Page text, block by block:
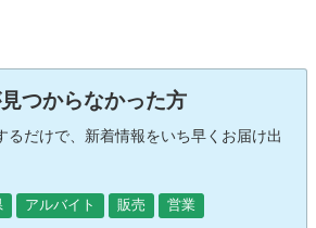
つからなかった方
るだけで、新着情報をいち早くお届け出
アルバイト 販売 営業